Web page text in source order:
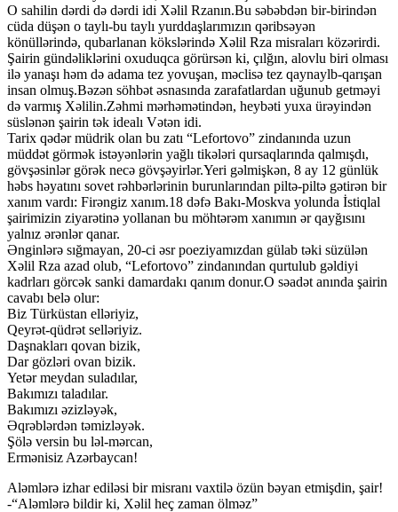
O sahilin dərdi də dərdi idi Xəlil Rzanın.Bu səbəbdən bir-birindən
cüda düşən o taylı-bu taylı yurddaşlarımızın qəribsəyən
könüllərində, qubarlanan kökslərində Xəlil Rza misraları közərirdi.
Şairin gündəliklərini oxuduqca görürsən ki, çılğın, alovlu biri olması
ilə yanaşı həm də adama tez yovuşan, məclisə tez qaynaylb-qarışan
insan olmuş.Bəzən söhbət əsnasında zarafatlardan uğunub getməyi
də varmış Xəlilin.Zəhmi mərhəmətindən, heybəti yuxa ürəyindən
süslənən şairin tək idealı Vətən idi.
Tarix qədər müdrik olan bu zatı “Lefortovo” zindanında uzun
müddət görmək istəyənlərin yağlı tikələri qursaqlarında qalmışdı,
gövşəsinlər görək necə gövşəyirlər.Yeri gəlmişkən, 8 ay 12 günlük
həbs həyatını sovet rəhbərlərinin burunlarından piltə-piltə gətirən bir
xanım vardı: Firəngiz xanım.18 dəfə Bakı-Moskva yolunda İstiqlal
şairimizin ziyarətinə yollanan bu möhtərəm xanımın ər qayğısını
yalnız ərənlər qanar.
Ənginlərə sığmayan, 20-ci əsr poeziyamızdan gülab təki süzülən
Xəlil Rza azad olub, “Lefortovo” zindanından qurtulub gəldiyi
kadrları görcək sanki damardakı qanım donur.O səadət anında şairin
cavabı belə olur:
Biz Türküstan elləriyiz,
Qeyrət-qüdrət selləriyiz.
Daşnakları qovan bizik,
Dar gözləri ovan bizik.
Yetər meydan suladılar,
Bakımızı taladılar.
Bakımızı əzizləyək,
Əqrəblərdən təmizləyək.
Şölə versin bu ləl-mərcan,
Ermənisiz Azərbaycan!
Aləmlərə izhar ediləsi bir misranı vaxtilə özün bəyan etmişdin, şair!
-“Aləmlərə bildir ki, Xəlil heç zaman ölməz”